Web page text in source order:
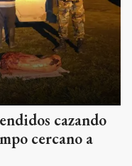
cazando
cercano a